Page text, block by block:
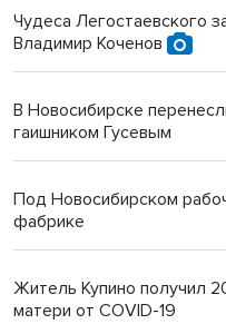
Чудеса Легостаевского
Владимир Коченов
В Новосибирске
гаишником Гусевым
Под Новосибирском
фабрике
Житель Купино получил
матери от COVID-19